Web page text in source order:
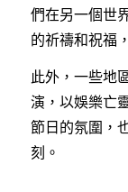
們在另一個世
的祈禱和祝福
此外，一些地
演，以娛樂亡
節日的氛圍，
刻。